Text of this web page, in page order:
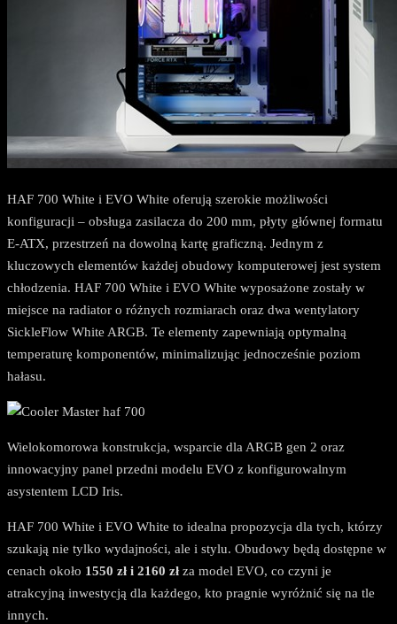
HAF 700 White i EVO White oferują szerokie możliwości
konfiguracji – obsługa zasilacza do 200 mm, płyty głównej formatu
E-ATX, przestrzeń na dowolną kartę graficzną. Jednym z
kluczowych elementów każdej obudowy komputerowej jest system
chłodzenia. HAF 700 White i EVO White wyposażone zostały w
miejsce na radiator o różnych rozmiarach oraz dwa wentylatory
SickleFlow White ARGB. Te elementy zapewniają optymalną
temperaturę komponentów, minimalizując jednocześnie poziom
hałasu.
Wielokomorowa konstrukcja, wsparcie dla ARGB gen 2 oraz
innowacyjny panel przedni modelu EVO z konfigurowalnym
asystentem LCD Iris.
HAF 700 White i EVO White to idealna propozycja dla tych, którzy
szukają nie tylko wydajności, ale i stylu. Obudowy będą dostępne w
cenach około 1550 zł i 2160 zł za model EVO, co czyni je
atrakcyjną inwestycją dla każdego, kto pragnie wyróżnić się na tle
innych.